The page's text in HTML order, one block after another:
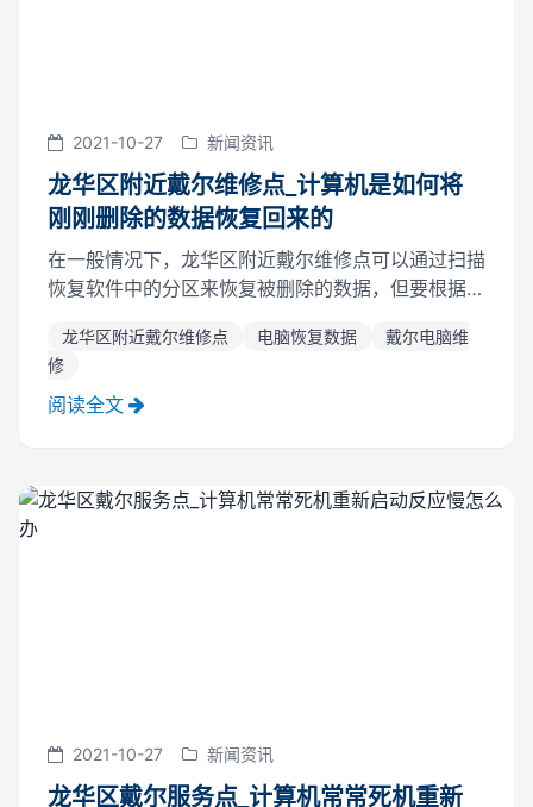
2021-10-27 新闻资讯
龙华区附近戴尔维修点_计算机是如何将
刚刚删除的数据恢复回来的
在一般情况下，龙华区附近戴尔维修点可以通过扫描
恢复软件中的分区来恢复被删除的数据，但要根据不
删除后恢复的可能性较大，效果良好。一些早期设计
的文件系统(例如，fat16/32)...
龙华区附近戴尔维修点 电脑恢复数据
戴尔电脑维
修
阅读全文
2021-10-27 新闻资讯
龙华区戴尔服务点_计算机常常死机重新